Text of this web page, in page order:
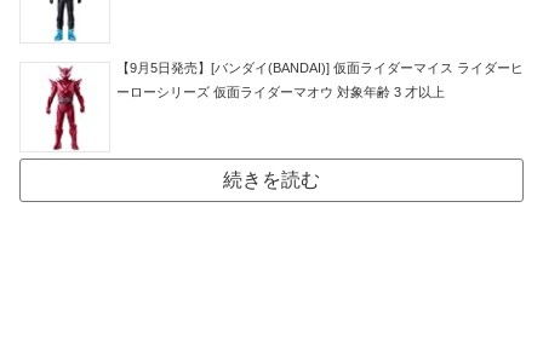
【9月5日発売】[バンダイ(BANDAI)] 仮面ライダーマイス ライダーヒ
ーローシリーズ 仮面ライダーマオウ 対象年齢 3 才以上
続きを読む